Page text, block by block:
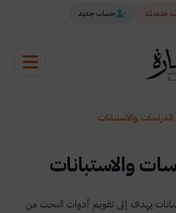
خدمتك حساب جديد
والاستبانات
والاستبانات
يهدف إلى تقويم أدوات البحث من